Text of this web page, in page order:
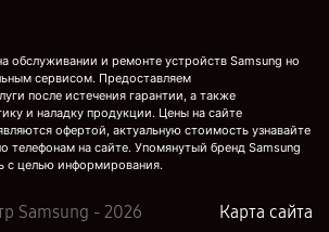
обслуживании и ремонте устройств Samsung но
сервисом. Предоставляем
после истечения гарантии, а также
и наладку продукции. Цены на сайте
офертой, актуальную стоимость узнавайте
телефонам на сайте. Упомянутый бренд Samsung
с целью информирования.
Samsung - 2026 Карта сайта